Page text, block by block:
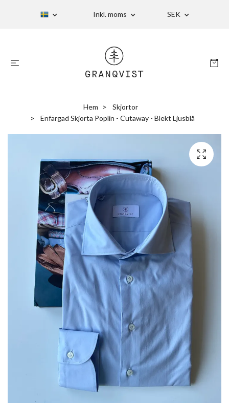
Inkl. moms SEK
Hem
Skjortor
Enfärgad Skjorta Poplin - Cutaway - Blekt Ljusblå